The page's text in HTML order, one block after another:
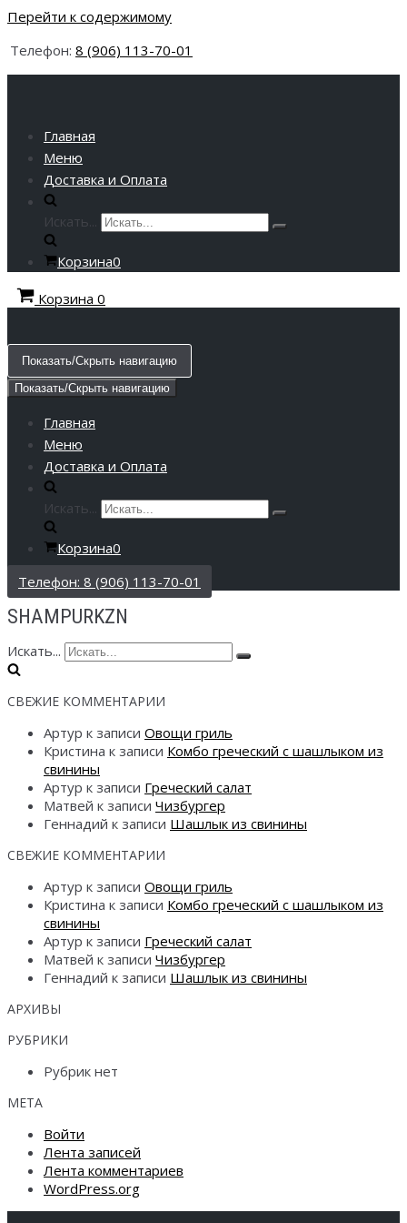
Перейти к содержимому
Телефон: 8 (906) 113-70-01
Главная
Меню
Доставка и Оплата
Искать...
Корзина0
Корзина 0
Показать/Скрыть навигацию
Показать/Скрыть навигацию
Главная
Меню
Доставка и Оплата
Искать...
Корзина0
Телефон: 8 (906) 113-70-01
SHAMPURKZN
Искать...
СВЕЖИЕ КОММЕНТАРИИ
Артур к записи Овощи гриль
Кристина к записи Комбо греческий с шашлыком из
свинины
Артур к записи Греческий салат
Матвей к записи Чизбургер
Геннадий к записи Шашлык из свинины
СВЕЖИЕ КОММЕНТАРИИ
Артур к записи Овощи гриль
Кристина к записи Комбо греческий с шашлыком из
свинины
Артур к записи Греческий салат
Матвей к записи Чизбургер
Геннадий к записи Шашлык из свинины
АРХИВЫ
РУБРИКИ
Рубрик нет
МЕТА
Войти
Лента записей
Лента комментариев
WordPress.org